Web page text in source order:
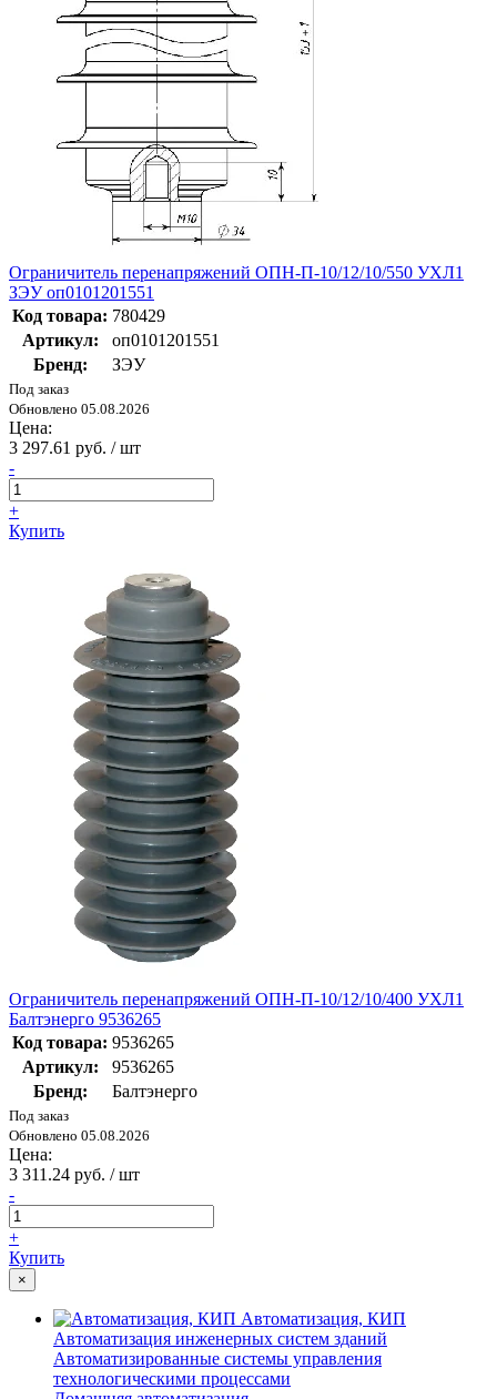
Ограничитель перенапряжений ОПН-П-10/12/10/550 УХЛ1
ЗЭУ оп0101201551
Код товара: 780429
Артикул:
оп0101201551
Бренд:
ЗЭУ
Под заказ
Обновлено 05.08.2026
Цена:
3 297.61 руб. / шт
-
+
Купить
Ограничитель перенапряжений ОПН-П-10/12/10/400 УХЛ1
Балтэнерго 9536265
Код товара: 9536265
Артикул:
9536265
Бренд:
Балтэнерго
Под заказ
Обновлено 05.08.2026
Цена:
3 311.24 руб. / шт
-
+
Купить
×
Автоматизация, КИП
Автоматизация инженерных систем зданий
Автоматизированные системы управления
технологическими процессами